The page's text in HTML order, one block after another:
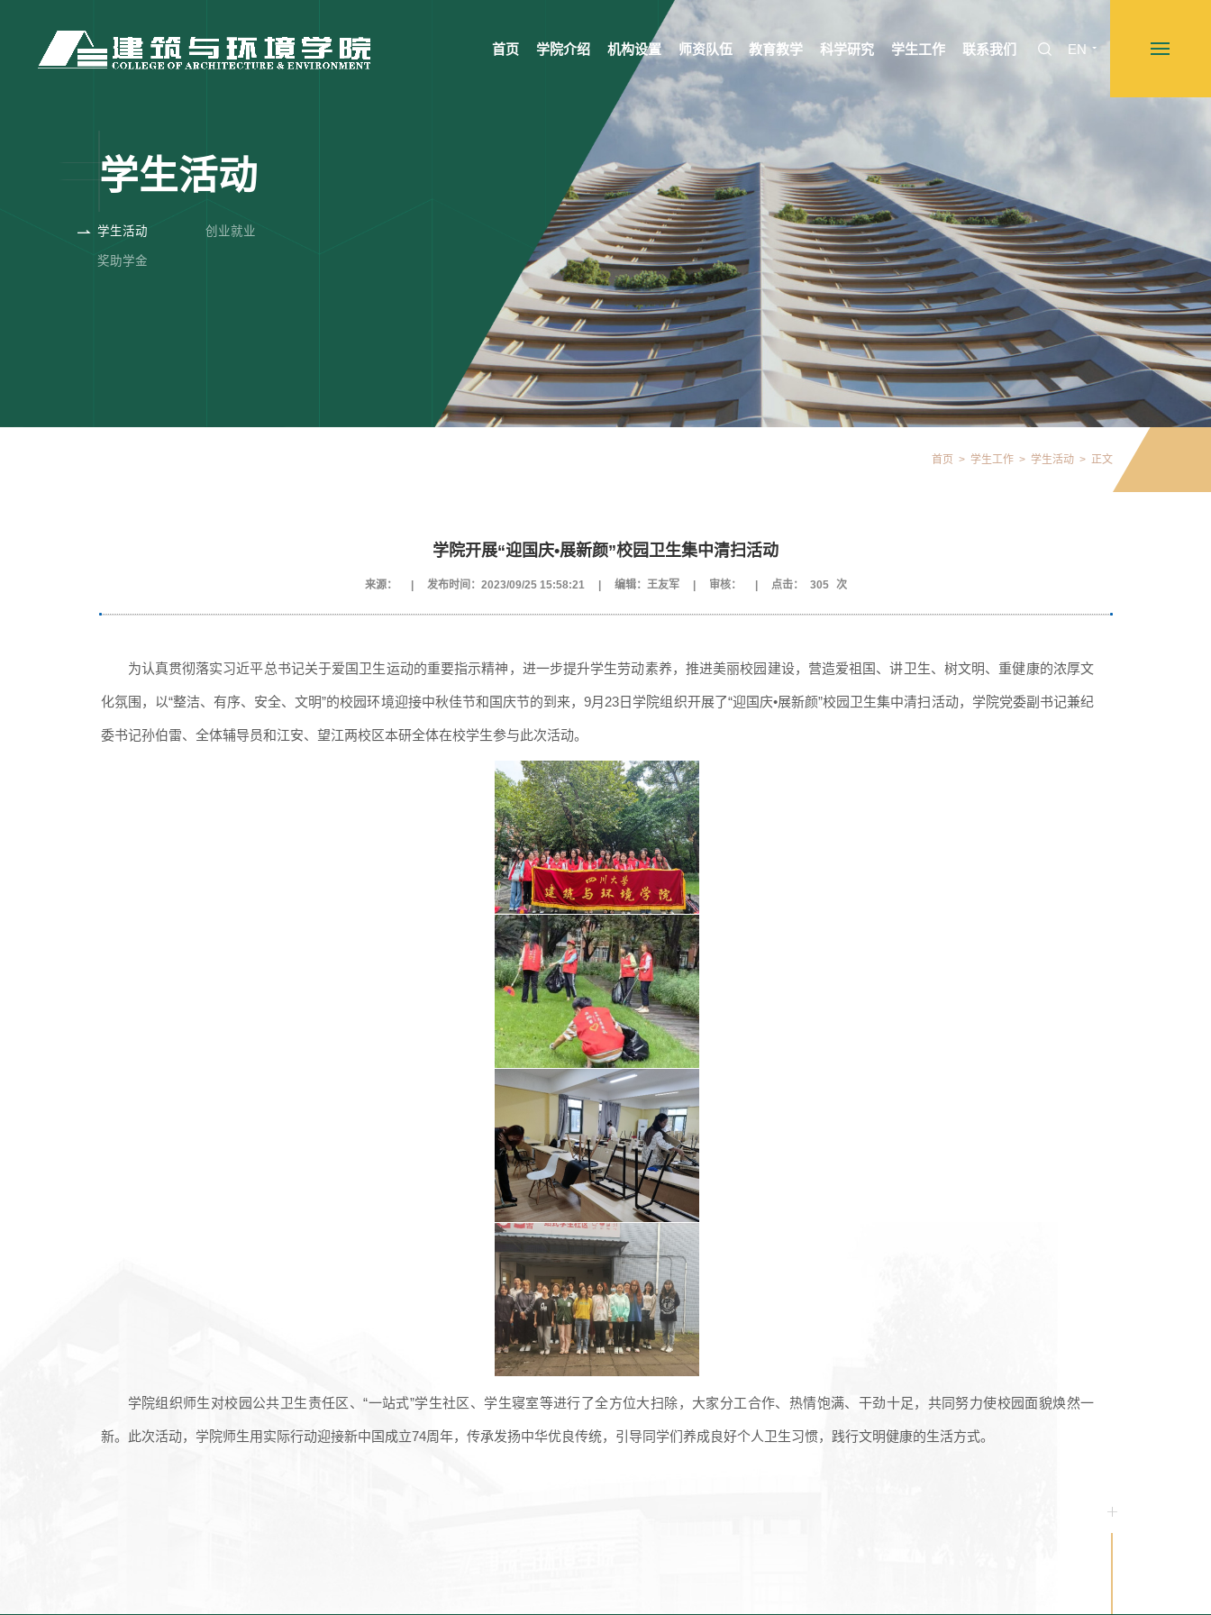
首页 学院介绍 机构设置 师资队伍 教育教学 科学研究 学生工作 联系我们 EN
学生活动
学生活动 创业就业
奖助学金
首页 > 学生工作 > 学生活动 > 正文
学院开展“迎国庆•展新颜”校园卫生集中清扫活动
来源： 发布时间：2023/09/25 15:58:21 编辑：王友军 审核： 点击： 305 次
为认真贯彻落实习近平总书记关于爱国卫生运动的重要指示精神，进一步提升学生劳动素养，推进美丽校园建设，营造爱祖国、讲卫生、树文明、重健康的浓厚文
化氛围，以“整洁、有序、安全、文明”的校园环境迎接中秋佳节和国庆节的到来，9月23日 学院组织开展了“迎国庆•展新颜”校园卫生集中清扫活动，学院党委副书记兼纪
委书记孙伯雷、全体辅导员和江安、望江两校区本研全体在校学生参与此次活动。
学院组织师生对校园公共卫生责任区、“一站式”学生社区、学生寝室等进行了全方位大扫除，大家分工合作、热情饱满、干劲十足，共同努力使校园面貌焕然一
新。此次活动，学院师生用实际行动迎接新中国成立74周年，传承发扬中华优良传统，引导同学们养成良好个人卫生习惯，践行文明健康的生活方式。